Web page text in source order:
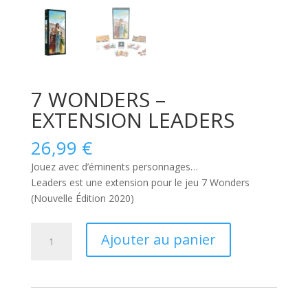
7 WONDERS –
EXTENSION LEADERS
26,99 €
Jouez avec d’éminents personnages…
Leaders est une extension pour le jeu 7 Wonders
(Nouvelle Édition 2020)
Ajouter au panier